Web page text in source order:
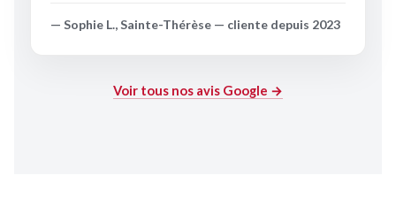
— Sophie L., Sainte-Thérèse — cliente depuis 2023
Voir tous nos avis Google →